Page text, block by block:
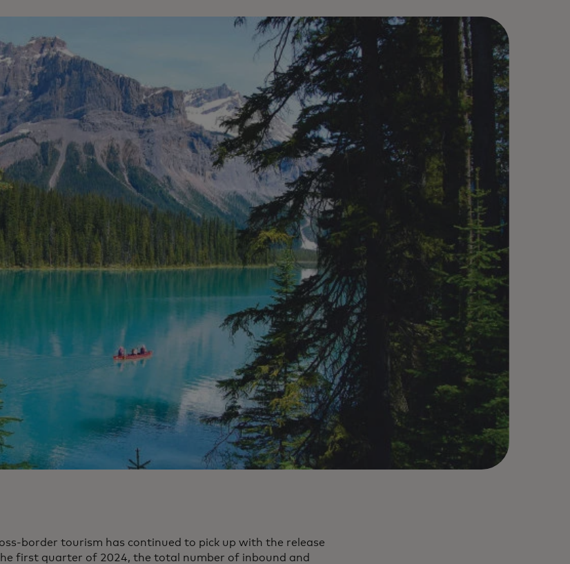
border tourism has continued to pick up with the release
first quarter of 2024, the total number of inbound and